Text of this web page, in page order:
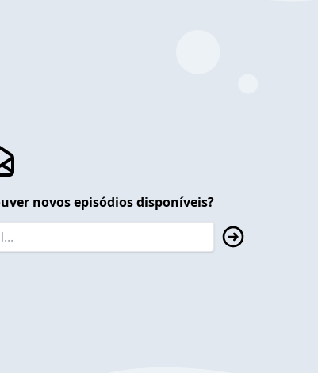
novos episódios disponíveis?